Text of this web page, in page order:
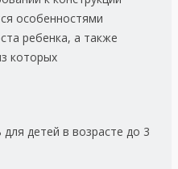
особенностями
ребенка, а также
которых
детей в возрасте до 3